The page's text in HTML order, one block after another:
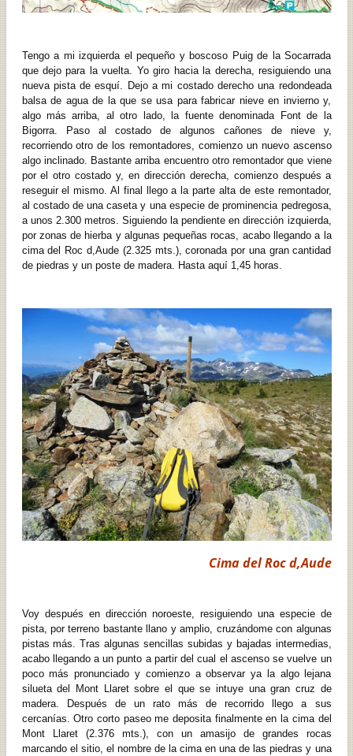
Tengo a mi izquierda el pequeño y boscoso Puig de la Socarrada
que dejo para la vuelta. Yo giro hacia la derecha, resiguiendo una
nueva pista de esquí. Dejo a mi costado derecho una redondeada
balsa de agua de la que se usa para fabricar nieve en invierno y,
algo más arriba, al otro lado, la fuente denominada Font de la
Bigorra. Paso al costado de algunos cañones de nieve y,
recorriendo otro de los remontadores, comienzo un nuevo ascenso
algo inclinado. Bastante arriba encuentro otro remontador que viene
por el otro costado y, en dirección derecha, comienzo después a
reseguir el mismo. Al final llego a la parte alta de este remontador,
al costado de una caseta y una especie de prominencia pedregosa,
a unos 2.300 metros. Siguiendo la pendiente en dirección izquierda,
por zonas de hierba y algunas pequeñas rocas, acabo llegando a la
cima del Roc d,Aude (2.325 mts.), coronada por una gran cantidad
de piedras y un poste de madera. Hasta aquí 1,45 horas.
Cima del Roc d,Aude
Voy después en dirección noroeste, resiguiendo una especie de
pista, por terreno bastante llano y amplio, cruzándome con algunas
pistas más. Tras algunas sencillas subidas y bajadas intermedias,
acabo llegando a un punto a partir del cual el ascenso se vuelve un
poco más pronunciado y comienzo a observar ya la algo lejana
silueta del Mont Llaret sobre el que se intuye una gran cruz de
madera. Después de un rato más de recorrido llego a sus
cercanías. Otro corto paseo me deposita finalmente en la cima del
Mont Llaret (2.376 mts.), con un amasijo de grandes rocas
marcando el sitio, el nombre de la cima en una de las piedras y una